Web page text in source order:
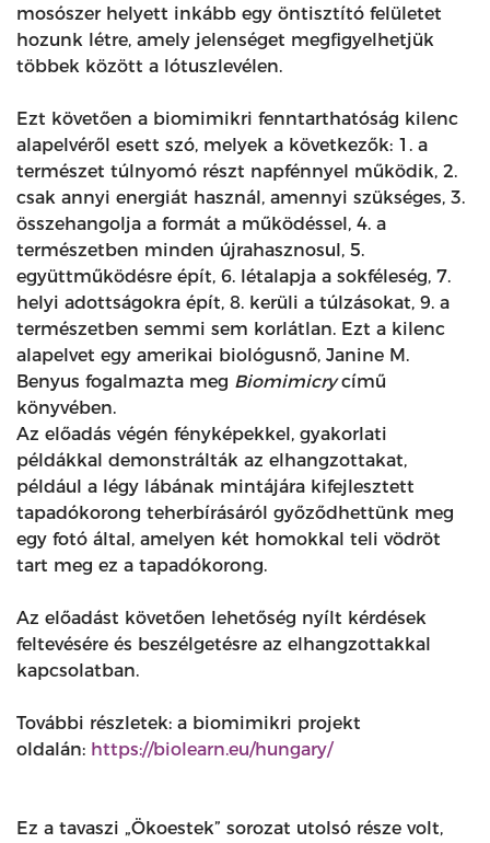
mosószer helyett inkább egy öntisztító felületet
hozunk létre, amely jelenséget megfigyelhetjük
többek között a lótuszlevélen.
Ezt követően a biomimikri fenntarthatóság kilenc
alapelvéről esett szó, melyek a következők: 1. a
természet túlnyomó részt napfénnyel működik, 2.
csak annyi energiát használ, amennyi szükséges, 3.
összehangolja a formát a működéssel, 4. a
természetben minden újrahasznosul, 5.
együttműködésre épít, 6. létalapja a sokféleség, 7.
helyi adottságokra épít, 8. kerüli a túlzásokat, 9. a
természetben semmi sem korlátlan. Ezt a kilenc
alapelvet egy amerikai biológusnő, Janine M.
Benyus fogalmazta meg Biomimicrycímű
könyvében.
Az előadás végén fényképekkel, gyakorlati
példákkal demonstrálták az elhangzottakat,
például a légy lábának mintájára kifejlesztett
tapadókorong teherbírásáról győződhettünk meg
egy fotó által, amelyen két homokkal teli vödröt
tart meg ez a tapadókorong.
Az előadást követően lehetőség nyílt kérdések
feltevésére és beszélgetésre az elhangzottakkal
kapcsolatban.
További részletek: a biomimikri projekt
oldalán: https://biolearn.eu/hungary/
Ez a tavaszi „Ökoestek” sorozat utolsó része volt,